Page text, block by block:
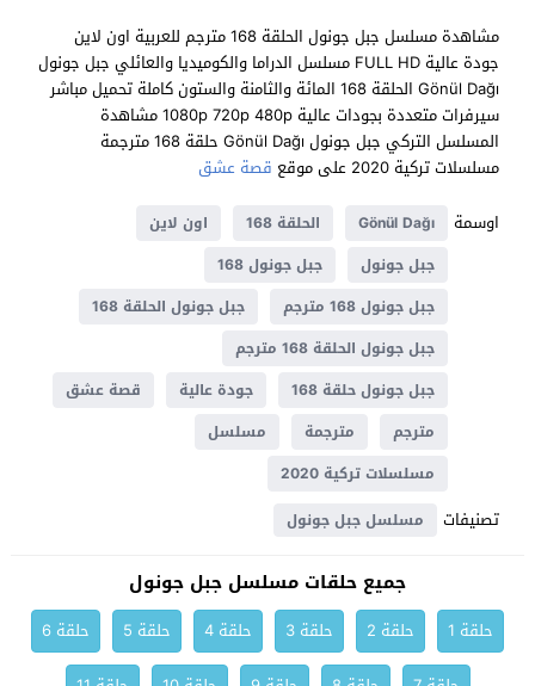
مشاهدة مسلسل جبل جونول الحلقة 168 مترجم للعربية اون لاين
جودة عالية FULL HD مسلسل الدراما والكوميديا والعائلي جبل جونول
Gönül Dağı الحلقة 168 المائة والثامنة والستون كاملة تحميل مباشر
سيرفرات متعددة بجودات عالية 1080p 720p 480p مشاهدة
المسلسل التركي جبل جونول Gönül Dağı حلقة 168 مترجمة
مسلسلات تركية 2020 على موقع
قصة عشق
اوسمة
Gönül Dağı الحلقة 168
اون لاين
جبل جونول
جبل جونول 168
جبل جونول 168 مترجم
جبل جونول الحلقة 168
جبل جونول الحلقة 168 مترجم
جبل جونول حلقة 168
جودة عالية
قصة عشق
مترجم
مترجمة
مسلسل
مسلسلات تركية 2020
تصنيفات مسلسل جبل جونول
جميع حلقات مسلسل جبل جونول
حلقة 1 حلقة 2 حلقة 3 حلقة 4 حلقة 5
حلقة 6